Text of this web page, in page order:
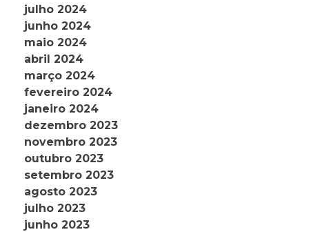
julho 2024
junho 2024
maio 2024
abril 2024
março 2024
fevereiro 2024
janeiro 2024
dezembro 2023
novembro 2023
outubro 2023
setembro 2023
agosto 2023
julho 2023
junho 2023